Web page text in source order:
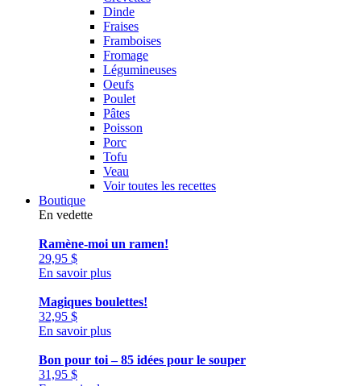
Dinde
Fraises
Framboises
Fromage
Légumineuses
Oeufs
Poulet
Pâtes
Poisson
Porc
Tofu
Veau
Voir toutes les recettes
Boutique
En vedette
Ramène-moi un ramen!
29,95 $
En savoir plus
Magiques boulettes!
32,95 $
En savoir plus
Bon pour toi – 85 idées pour le souper
31,95 $